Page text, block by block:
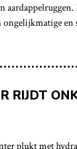
en
RIJDT
plukt met